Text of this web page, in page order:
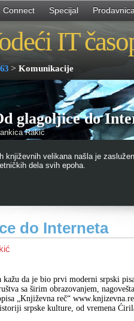
Connect Specijal
IT
> Komunikacije
glagoljice do
Rakić
književnih velikana našla je
dela svih epoha.
do Interneta
da je bio prvi moderni srpski
sa širim obrazovanjem,
„Književna reč“
srpske kulture, od vremena